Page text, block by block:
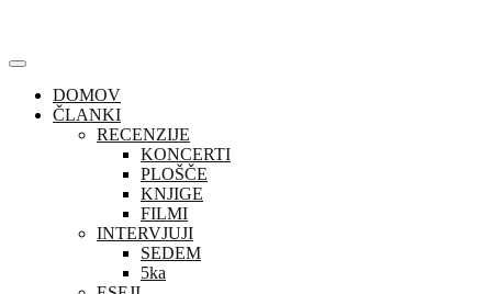
content
DOMOV
ČLANKI
RECENZIJE
KONCERTI
PLOŠČE
KNJIGE
FILMI
INTERVJUJI
SEDEM
5ka